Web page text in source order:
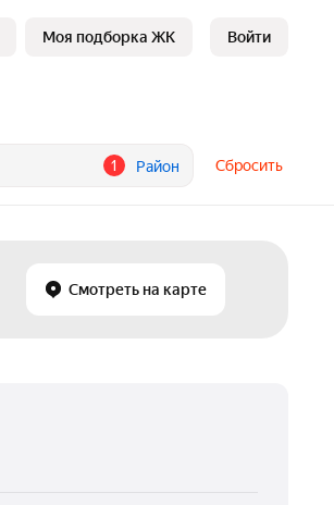
Моя подборка ЖК Войти
1 Район Сбросить
Смотреть на карте